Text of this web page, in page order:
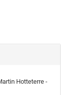
Hotteterre -